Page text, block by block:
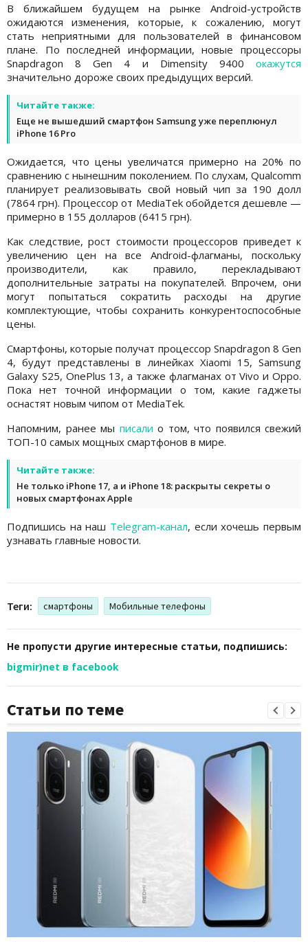
В ближайшем будущем на рынке Android-устройств
ожидаются изменения, которые, к сожалению, могут
стать неприятными для пользователей в финансовом
плане. По последней информации, новые процессоры
Snapdragon 8 Gen 4 и Dimensity 9400 окажутся
значительно дороже своих предыдущих версий.
Читайте также:
Еще не вышедший смартфон Samsung уже переплюнул
iPhone 16 Pro
Ожидается, что цены увеличатся примерно на 20% по
сравнению с нынешним поколением. По слухам, Qualcomm
планирует реализовывать свой новый чип за 190 долл
(7864 грн). Процессор от MediaTek обойдется дешевле —
примерно в 155 долларов (6415 грн).
Как следствие, рост стоимости процессоров приведет к
увеличению цен на все Android-флагманы, поскольку
производители, как правило, перекладывают
дополнительные затраты на покупателей. Впрочем, они
могут попытаться сократить расходы на другие
комплектующие, чтобы сохранить конкурентоспособные
цены.
Смартфоны, которые получат процессор Snapdragon 8 Gen
4, будут представлены в линейках Xiaomi 15, Samsung
Galaxy S25, OnePlus 13, а также флагманах от Vivo и Oppo.
Пока нет точной информации о том, какие гаджеты
оснастят новым чипом от MediaTek.
Напомним, ранее мы писали о том, что появился свежий
ТОП-10 самых мощных смартфонов в мире.
Читайте также:
Не только iPhone 17, а и iPhone 18: раскрыты секреты о
новых смартфонах Apple
Подпишись на наш Telegram-канал, если хочешь первым
узнавать главные новости.
Теги: смартфоны Мобильные телефоны
Не пропусти другие интересные статьи, подпишись:
bigmir)net в facebook
Статьи по теме